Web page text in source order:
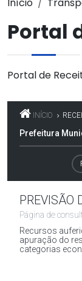
Portal
Portal de